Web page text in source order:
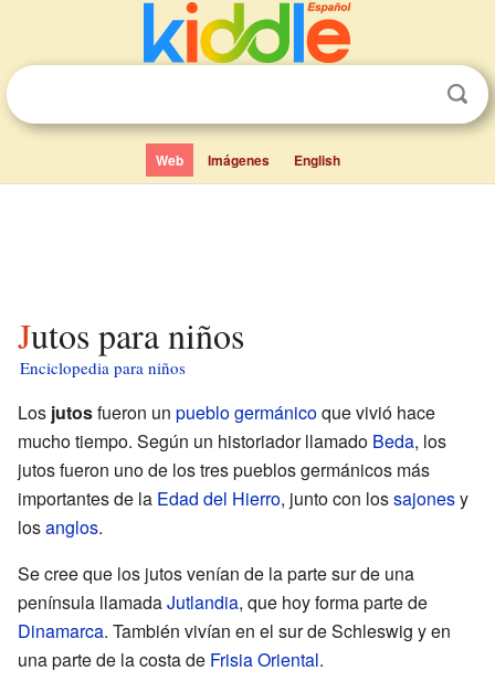
Web Imágenes English
Jutos para niños
Enciclopedia para niños
Los jutosfueron un pueblo germánicoque vivió hace
mucho tiempo. Según un historiador llamado Beda, los
jutos fueron uno de los tres pueblos germánicos más
importantes de la Edad del Hierro, junto con lossajonesy
losanglos.
Se cree que los jutos venían de la parte sur de una
península llamadaJutlandia, que hoy forma parte de
Dinamarca. También vivían en el sur de Schleswig y en
una parte de la costa de Frisia Oriental.